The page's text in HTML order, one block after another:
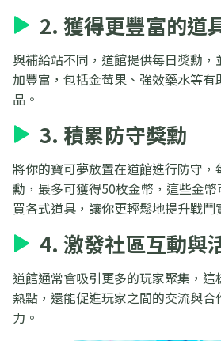
2. 獲得更豐富的道
與補給站不同，道館提供每日獎勳
加豐富，包括金莓果、強效藥水等
品。
3. 積累防守獎勳
將你的寶可夢放置在道館進行防守
勳，最多可獲得50枚金幣，這些金
買各式道具，讓你更輕鬆地提升戰鬥
4. 激發社區互動與
道館通常會吸引更多的玩家聚集，
熱點，還能促進玩家之間的交流與
力。